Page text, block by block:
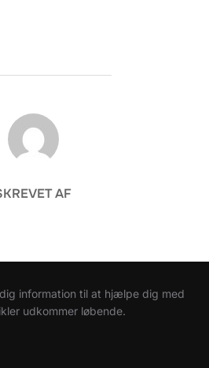
FORFATTER
AF
information til at hjælpe dig med
udkommer løbende.